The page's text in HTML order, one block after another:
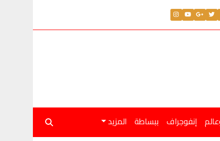
إنفوجراف ببساطة المزيد